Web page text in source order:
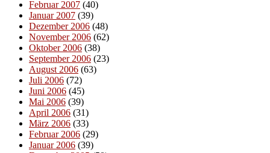
Februar 2007 (40)
Januar 2007 (39)
Dezember 2006 (48)
November 2006 (62)
Oktober 2006 (38)
September 2006 (23)
August 2006 (63)
Juli 2006 (72)
Juni 2006 (45)
Mai 2006 (39)
April 2006 (31)
März 2006 (33)
Februar 2006 (29)
Januar 2006 (39)